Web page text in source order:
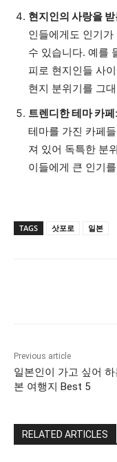
현지인의 사랑을
인들에게도 인기
수 있습니다. 예를
피로 현지인들 사
현지 분위기를 그
트렌디한 테마 카페:
테마를 가진 카페
져 있어 독특한 분
이들에게 큰 인기
TAGS 삿포로 일본
Previous article
일본인이 가고 싶어 하
본 여행지 Best 5
RELATED ARTICLES